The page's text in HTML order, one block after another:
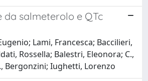
da salmeterolo e QTc
Lami, Francesca; Baccilieri,
Rossella; Balestri, Eleonora; C.,
Bergonzini; Iughetti, Lorenzo